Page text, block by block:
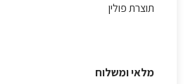
תוצרת פולין
מלאי ומשלוח